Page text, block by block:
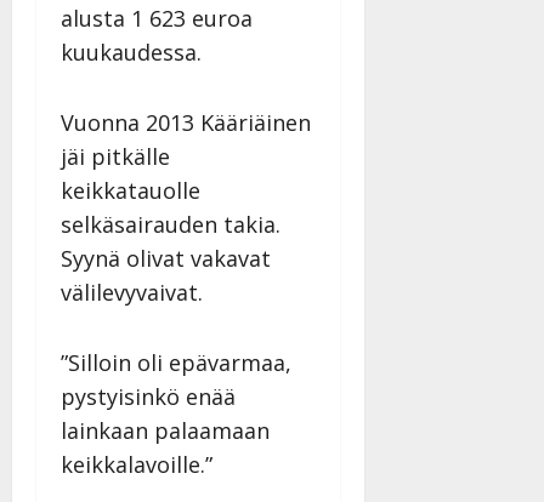
alusta 1 623 euroa
kuukaudessa.
Vuonna 2013 Kääriäinen
jäi pitkälle
keikkatauolle
selkäsairauden takia.
Syynä olivat vakavat
välilevyvaivat.
”Silloin oli epävarmaa,
pystyisinkö enää
lainkaan palaamaan
keikkalavoille.”